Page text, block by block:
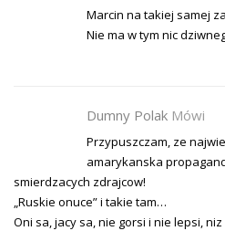
Marcin na takiej samej
Nie ma w tym nic
Dumny Polak Mówi
Przypuszczam, ze
amarykanska
smierdzacych zdrajcow!
„Ruskie onuce” i takie tam…
Oni sa, jacy sa, nie gorsi i nie lepsi,